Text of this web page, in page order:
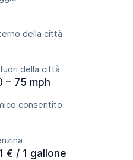
della città
della città
– 75 mph
consentito
€ / 1 gallone